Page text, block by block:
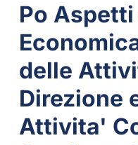
Po
delle
Direzione
Attivita'